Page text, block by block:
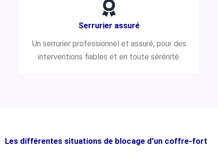
Serrurier assuré
Un serrurier professionnel et assuré, pour des
interventions fiables et en toute sérénité.
Les différentes situations de blocage d’un coffre-fort